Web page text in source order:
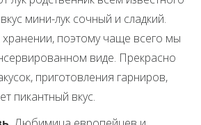
мини-лук сочный и сладкий.
поэтому чаще всего мы
виде. Прекрасно
приготовления гарниров,
пикантный вкус.